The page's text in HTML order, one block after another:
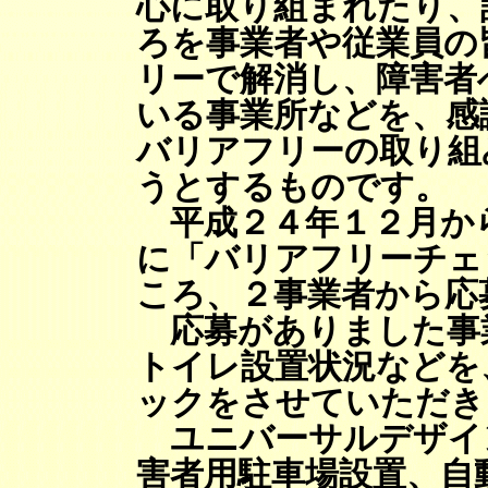
心に取り組まれたり
ろを事業者や従業員
リーで解消し、障害
いる事業所などを、
バリアフリーの取り
うとするものです。
平成２４年１２月か
に「バリアフリーチ
ころ、２事業者から
応募がありました事
トイレ設置状況など
ックをさせていただ
ユニバーサルデザイ
害者用駐車場設置、